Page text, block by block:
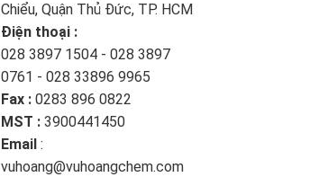
Chiểu, Quận Thủ Đức, TP. HCM
Điện thoại :
028 3897 1504 - 028 3897
0761 - 028 33896 9965
Fax : 0283 896 0822
MST : 3900441450
Email :
vuhoang@vuhoangchem.com